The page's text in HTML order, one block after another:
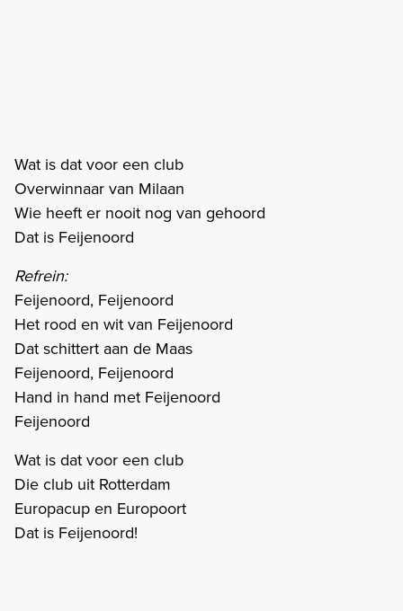
Wat is dat voor een club
Overwinnaar van Milaan
Wie heeft er nooit nog van gehoord
Dat is Feijenoord
Refrein:
Feijenoord, Feijenoord
Het rood en wit van Feijenoord
Dat schittert aan de Maas
Feijenoord, Feijenoord
Hand in hand met Feijenoord
Feijenoord
Wat is dat voor een club
Die club uit Rotterdam
Europacup en Europoort
Dat is Feijenoord!